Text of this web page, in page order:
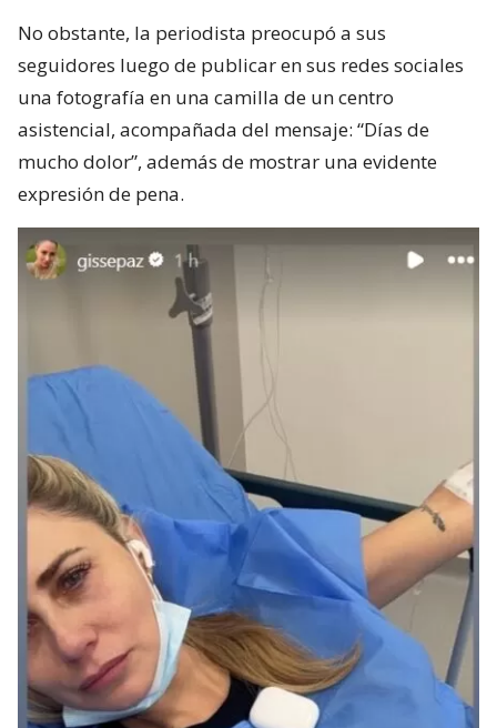
No obstante, la periodista preocupó a sus
seguidores luego de publicar en sus redes sociales
una fotografía en una camilla de un centro
asistencial, acompañada del mensaje: “Días de
mucho dolor”, además de mostrar una evidente
expresión de pena.